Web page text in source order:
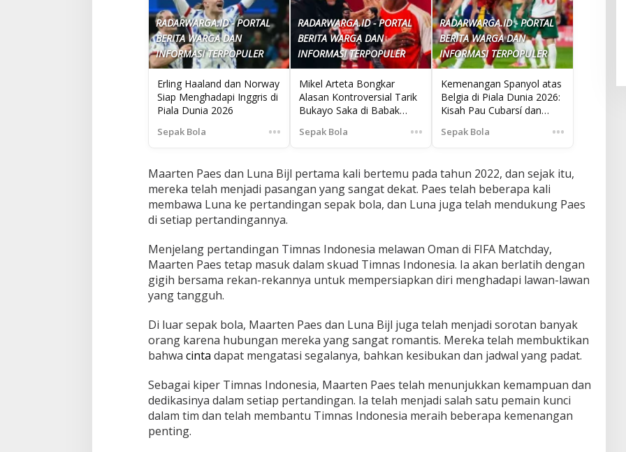
RADARWARGA.ID - PORTAL
BERITA WARGA DAN
INFORMASI TERPOPULER
Erling Haaland dan Norway
Siap Menghadapi Inggris di
Piala Dunia 2026
Sepak Bola •••
RADARWARGA.ID - PORTAL
BERITA WARGA DAN
INFORMASI TERPOPULER
Mikel Arteta Bongkar
Alasan Kontroversial Tarik
Bukayo Saka di Babak
Tapi Strategi Brilian!
Sepak Bola •••
RADARWARGA.ID - PORTAL
BERITA WARGA DAN
INFORMASI TERPOPULER
Kemenangan Spanyol atas
Belgia di Piala Dunia 2026:
Kisah Pau Cubarsí dan
Sepak Bola •••
Maarten Paes dan Luna Bijl pertama kali bertemu pada tahun 2022, dan sejak itu,
mereka telah menjadi pasangan yang sangat dekat. Paes telah beberapa kali
membawa Luna ke pertandingan sepak bola, dan Luna juga telah mendukung Paes
di setiap pertandingannya.
Menjelang pertandingan Timnas Indonesia melawan Oman di FIFA Matchday,
Maarten Paes tetap masuk dalam skuad Timnas Indonesia. Ia akan berlatih dengan
gigih bersama rekan-rekannya untuk mempersiapkan diri menghadapi lawan-lawan
yang tangguh.
Di luar sepak bola, Maarten Paes dan Luna Bijl juga telah menjadi sorotan banyak
orang karena hubungan mereka yang sangat romantis. Mereka telah membuktikan
bahwa cinta dapat mengatasi segalanya, bahkan kesibukan dan jadwal yang padat.
Sebagai kiper Timnas Indonesia, Maarten Paes telah menunjukkan kemampuan dan
dedikasinya dalam setiap pertandingan. Ia telah menjadi salah satu pemain kunci
dalam tim dan telah membantu Timnas Indonesia meraih beberapa kemenangan
penting.
Pemadaman Listrik di Kalimantan:
Kondisi Membaik, Tapi Masih Ada
Tantangan